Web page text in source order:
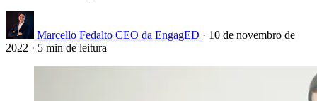
Marcello Fedalto CEO da EngagED · 10 de novembro de
2022 · 5 min de leitura